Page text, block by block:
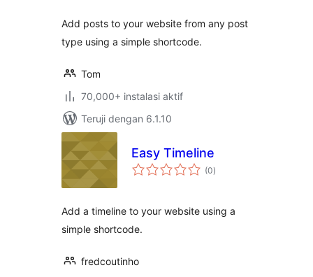
Add posts to your website from any post
type using a simple shortcode.
Tom
70,000+ instalasi aktif
Teruji dengan 6.1.10
Easy Timeline
(0total
rating
)
Add a timeline to your website using a
simple shortcode.
fredcoutinho